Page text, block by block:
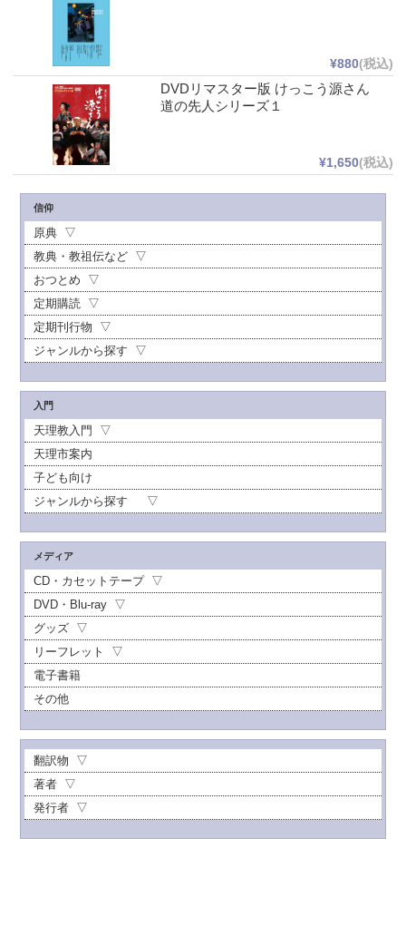
¥880(税込)
DVDリマスター版 けっこう源さん
道の先人シリーズ１
¥1,650(税込)
信仰
原典
教典・教祖伝など
おつとめ
定期購読
定期刊行物
ジャンルから探す
入門
天理教入門
天理市案内
子ども向け
ジャンルから探す
メディア
CD・カセットテープ
DVD・Blu-ray
グッズ
リーフレット
電子書籍
その他
翻訳物
著者
発行者